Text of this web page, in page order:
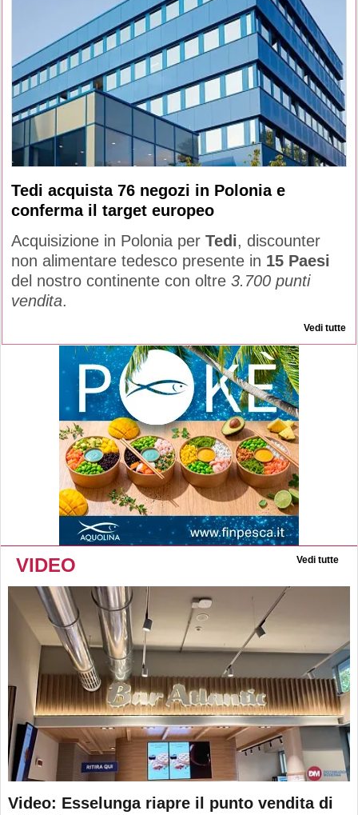
Tedi acquista 76 negozi in Polonia e
conferma il target europeo
Acquisizione in Polonia per Tedi, discounter
non alimentare tedesco presente in 15 Paesi
del nostro continente con oltre 3.700 punti
vendita.
Vedi tutte
VIDEO Vedi tutte
Video: Esselunga riapre il punto vendita di